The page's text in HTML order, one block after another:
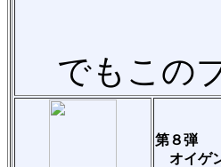
でもこの
第８弾
オイゲ